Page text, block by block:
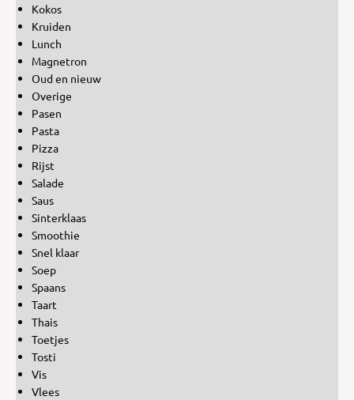
Kokos
Kruiden
Lunch
Magnetron
Oud en nieuw
Overige
Pasen
Pasta
Pizza
Rijst
Salade
Saus
Sinterklaas
Smoothie
Snel klaar
Soep
Spaans
Taart
Thais
Toetjes
Tosti
Vis
Vlees